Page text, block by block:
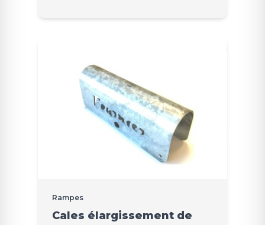
Rampes
Cales élargissement de